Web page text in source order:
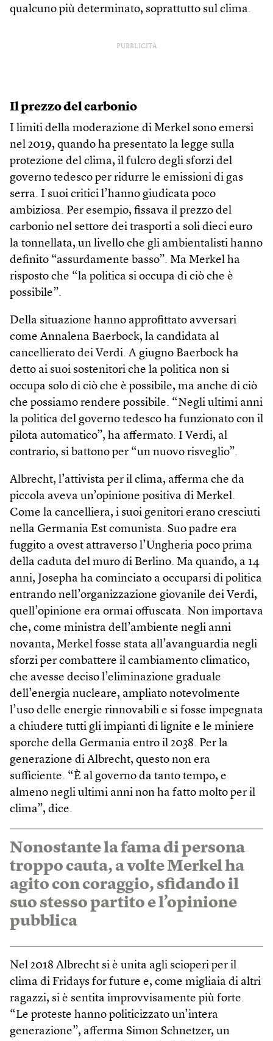
qualcuno più determinato, soprattutto sul clima.
PUBBLICITÀ
Il prezzo del carbonio
I limiti della moderazione di Merkel sono emersi
nel 2019, quando ha presentato la legge sulla
protezione del clima, il fulcro degli sforzi del
governo tedesco per ridurre le emissioni di gas
serra. I suoi critici l’hanno giudicata poco
ambiziosa. Per esempio, fissava il prezzo del
carbonio nel settore dei trasporti a soli dieci euro
la tonnellata, un livello che gli ambientalisti hanno
definito “assurdamente basso”. Ma Merkel ha
risposto che “la politica si occupa di ciò che è
possibile”.
Della situazione hanno approfittato avversari
come Annalena Baerbock, la candidata al
cancellierato dei Verdi. A giugno Baerbock ha
detto ai suoi sostenitori che la politica non si
occupa solo di ciò che è possibile, ma anche di ciò
che possiamo rendere possibile. “Negli ultimi anni
la politica del governo tedesco ha funzionato con il
pilota automatico”, ha affermato. I Verdi, al
contrario, si battono per “un nuovo risveglio”.
Albrecht, l’attivista per il clima, afferma che da
piccola aveva un’opinione positiva di Merkel.
Come la cancelliera, i suoi genitori erano cresciuti
nella Germania Est comunista. Suo padre era
fuggito a ovest attraverso l’Ungheria poco prima
della caduta del muro di Berlino. Ma quando, a 14
anni, Josepha ha cominciato a occuparsi di politica
entrando nell’organizzazione giovanile dei Verdi,
quell’opinione era ormai offuscata. Non importava
che, come ministra dell’ambiente negli anni
novanta, Merkel fosse stata all’avanguardia negli
sforzi per combattere il cambiamento climatico,
che avesse deciso l’eliminazione graduale
dell’energia nucleare, ampliato notevolmente
l’uso delle energie rinnovabili e si fosse impegnata
a chiudere tutti gli impianti di lignite e le miniere
sporche della Germania entro il 2038. Per la
generazione di Albrecht, questo non era
sufficiente. “È al governo da tanto tempo, e
almeno negli ultimi anni non ha fatto molto per il
clima”, dice.
Nonostante la fama di persona
troppo cauta, a volte Merkel ha
agito con coraggio, sfidando il
suo stesso partito e l’opinione
pubblica
Nel 2018 Albrecht si è unita agli scioperi per il
clima di Fridays for future e, come migliaia di altri
ragazzi, si è sentita improvvisamente più forte.
“Le proteste hanno politicizzato un’intera
generazione”, afferma Simon Schnetzer, un